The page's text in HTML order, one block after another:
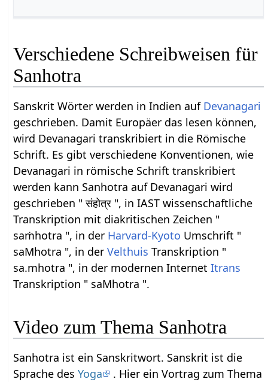
Verschiedene Schreibweisen für
Sanhotra
Sanskrit Wörter werden in Indien auf Devanagari
geschrieben. Damit Europäer das lesen können,
wird Devanagari transkribiert in die Römische
Schrift. Es gibt verschiedene Konventionen, wie
Devanagari in römische Schrift transkribiert
werden kann Sanhotra auf Devanagari wird
geschrieben " संहोत्र ", in IAST wissenschaftliche
Transkription mit diakritischen Zeichen "
saṁhotra ", in der Harvard-Kyoto Umschrift "
saMhotra ", in derVelthuis Transkription "
sa.mhotra ", in der modernen InternetItrans
Transkription " saMhotra ".
Video zum Thema Sanhotra
Sanhotra ist ein Sanskritwort. Sanskrit ist die
Sprache desYoga
. Hier ein Vortrag zum Thema